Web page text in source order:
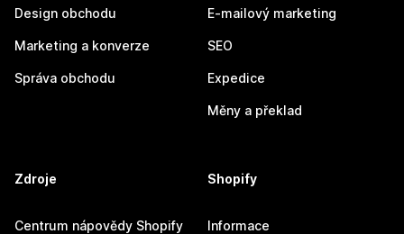
Design obchodu
Marketing a konverze
Správa obchodu
E-mailový marketing
SEO
Expedice
Měny a překlad
Zdroje
Centrum nápovědy Shopify
Shopify
Informace